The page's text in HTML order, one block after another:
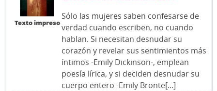
Texto impreso
Sólo las mujeres saben confesarse de
verdad cuando escriben, no cuando
hablan. Si necesitan desnudar su
corazón y revelar sus sentimientos más
íntimos -Emily Dickinson-, emplean
poesía lírica, y si deciden desnudar su
cuerpo entero -Emily Brontë[...]